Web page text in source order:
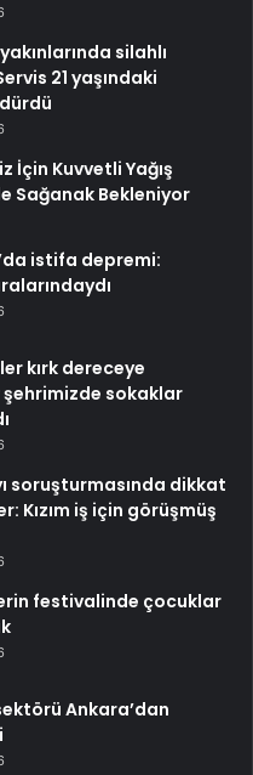
silahlı
21 yaşındaki
İçin Kuvvetli Yağış
Sağanak Bekleniyor
istifa depremi:
kırk dereceye
şehrimizde sokaklar
soruşturmasında dikkat
Kızım iş için görüşmüş
festivalinde çocuklar
Ankara’dan